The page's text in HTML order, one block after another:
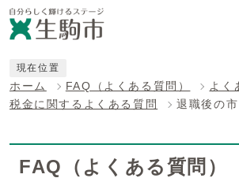
現在位置
ホーム FAQ（よくある質問）
よく
税金に関するよくある質問
退職後の
FAQ（よくある質問）